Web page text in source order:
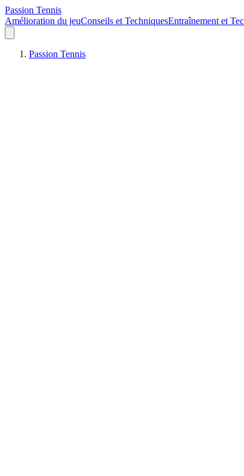
Passion Tennis
Amélioration du jeuConseils et TechniquesEntraînement et
Passion Tennis